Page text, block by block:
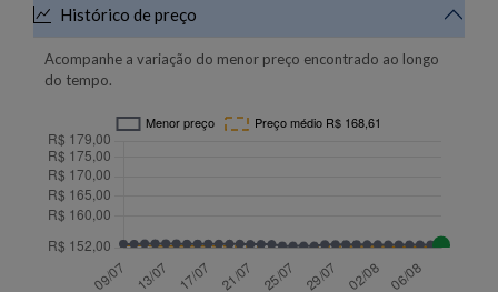
Histórico de preço
Acompanhe a variação do menor preço encontrado ao longo
do tempo.